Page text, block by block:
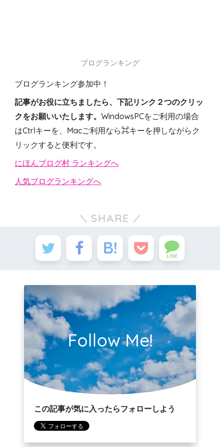
ブログランキング
ブログランキング参加中！
記事がお役に立ちましたら、下記リンク２つのクリッ
クをお願いいたします。 WindowsPCをご利用の場合
はCtrlキーを、Macご利用なら⌘キーを押しながらク
リックすると便利です。
にほんブログ村 ランキングへ
人気ブログランキングへ
SHARE
LINE
Follow Me!
この記事が気に入ったらフォローしよう